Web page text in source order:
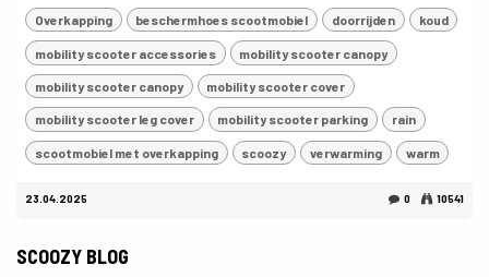
Overkapping beschermhoes scootmobiel doorrijden koud
mobility scooter accessories mobility scooter canopy
mobility scooter canopy mobility scooter cover
mobility scooter leg cover mobility scooter parking rain
scootmobiel met overkapping scoozy verwarming warm
23.04.2025 0 10541
SCOOZY BLOG